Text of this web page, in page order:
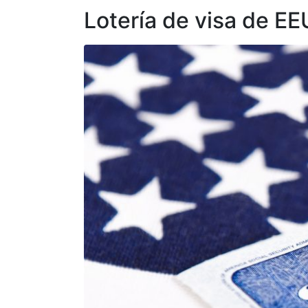
Lotería de visa de